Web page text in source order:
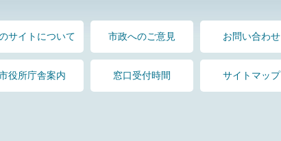
サイトについて 市政へのご意見 お問い合わせ
役所庁舎案内 窓口受付時間 サイトマップ